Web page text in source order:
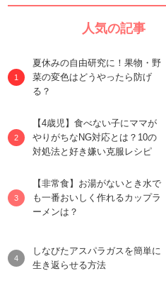
人気の記事
夏休みの自由研究に！果物・野
菜の変色はどうやったら防げ
る？
【4歳児】食べない子にママが
やりがちなNG対応とは？10の
対処法と好き嫌い克服レシピ
【非常食】お湯がないとき水で
も一番おいしく作れるカップラ
ーメンは？
しなびたアスパラガスを簡単に
生き返らせる方法